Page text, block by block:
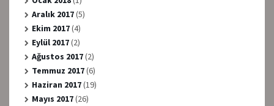
Aralık 2017(5)
Ekim 2017(4)
Eylül 2017(2)
Ağustos 2017(2)
Temmuz 2017(6)
Haziran 2017(19)
Mayıs 2017(26)